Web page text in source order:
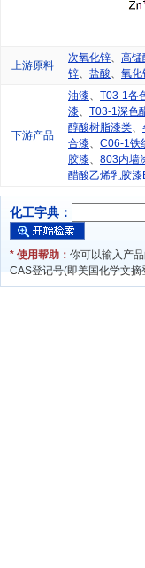
上游原料
次氧化锌、 高锰
锌、 盐酸、 氧化
下游产品
油漆、 T03-1各
漆、 T03-1深色
醇酸树脂漆类、
合漆、 C06-1铁
胶漆、 803内墙
醋酸乙烯乳胶
化工字典：
* 使用帮助： 你可以输入产
CAS登记号(即美国化学文摘